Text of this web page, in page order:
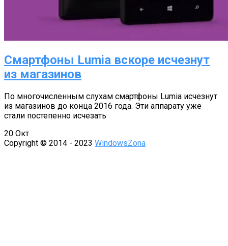
Смартфоны Lumia вскоре исчезнут
из магазинов
По многочисленным слухам смартфоны Lumia исчезнут
из магазинов до конца 2016 года. Эти аппарату уже
стали постепенно исчезать
20 Окт
Copyright © 2014 - 2023 WindowsZona